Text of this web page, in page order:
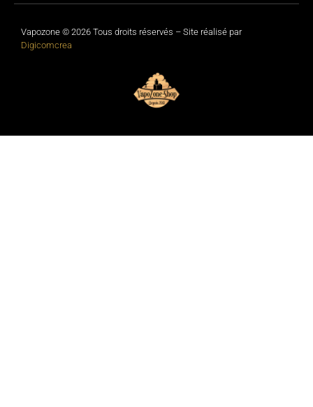
Vapozone © 2026 Tous droits réservés – Site réalisé par
Digicomcrea